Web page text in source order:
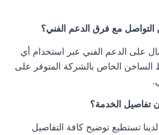
مع فرق الدعم الفني؟
على الدعم الفني عبر استخدام أي
الساخن الخاص بالشركة المتوفر على
الخدمة؟
تستطيع توضيح كافة التفاصيل